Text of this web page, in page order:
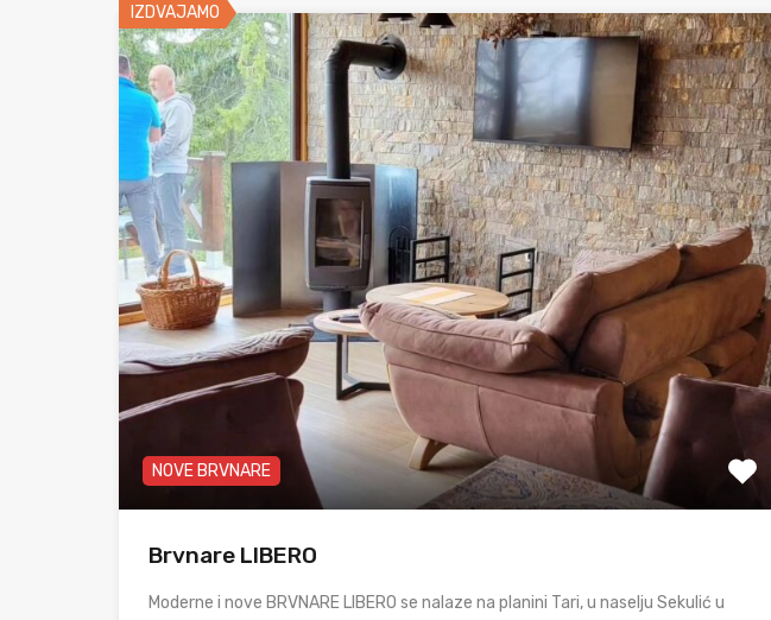
IZDVAJAMO
NOVE BRVNARE
Brvnare LIBERO
Moderne i nove BRVNARE LIBERO se nalaze na planini Tari, u naselju Sekulić u